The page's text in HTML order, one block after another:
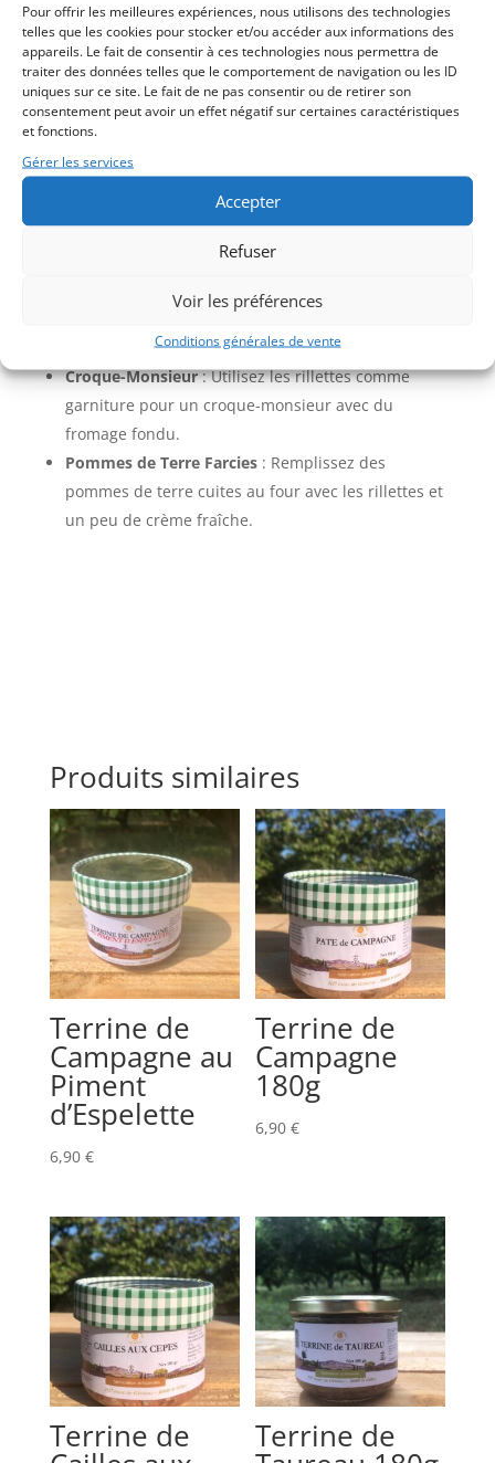
Pour offrir les meilleures expériences, nous utilisons des technologies
telles que les cookies pour stocker et/ou accéder aux informations des
appareils. Le fait de consentir à ces technologies nous permettra de
traiter des données telles que le comportement de navigation ou les ID
uniques sur ce site. Le fait de ne pas consentir ou de retirer son
consentement peut avoir un effet négatif sur certaines caractéristiques
et fonctions.
Gérer les services
Accepter
Refuser
Voir les préférences
Conditions générales de vente
Une terrine de Rillettes artisanales pur Porc
Pour vos apéritifs, pique nique, repas froid
se garde au frais après ouverture
: viande de porc 85%, gras de
GARANTI 100% viande Française.
idées recettes:
Croque-Monsieur: Utilisez les rillettes comme
garniture pour un croque-monsieur avec du
fromage fondu.
Pommes de Terre Farcies: Remplissez des
pommes de terre cuites au four avec les rillettes et
un peu de crème fraîche.
Produits similaires
Terrine de
Campagne au
Piment
d’Espelette
6,90 €
Terrine de
Campagne
180g
6,90€
Terrine de Terrine de